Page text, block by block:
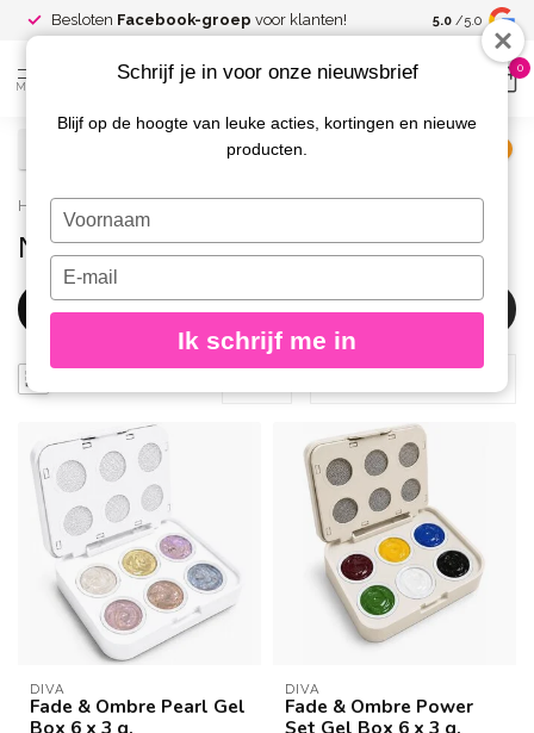
Besloten Facebook-groep voor klanten! Spaar voor
kortingen
5.0 /5.0
MENU
0
Home / Merken / Diva / Nail Art
Nail Art
Filters
DIVA
Fade & Ombre Pearl Gel
Box 6 x 3 g.
DIVA
Fade & Ombre Power
Set Gel Box 6 x 3 g.
Schrijf je in voor onze nieuwsbrief
Blijf op de hoogte van leuke acties, kortingen en nieuwe
producten.
Typ
je
naam
Typ
je
e-
in
Ik schrijf me in